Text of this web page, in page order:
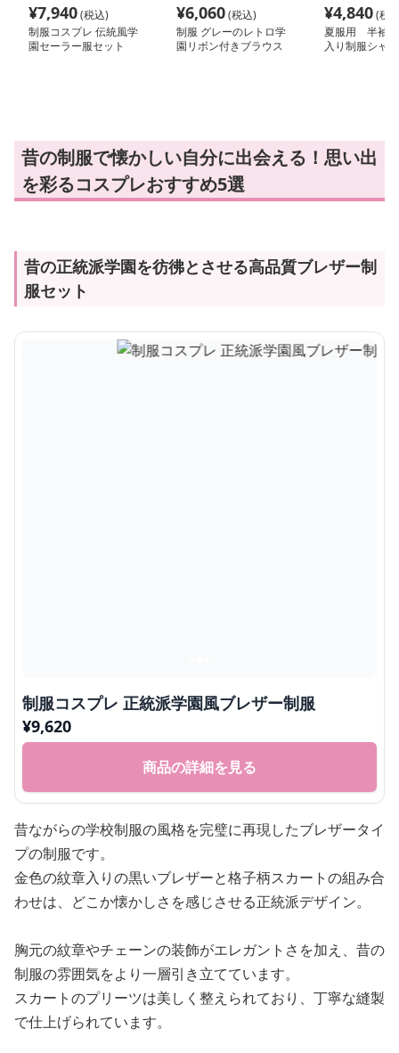
¥7,940(税込)
制服コスプレ 伝統風学
園セーラー服セット
¥6,060(税込)
制服 グレーのレトロ学
園リボン付きブラウス
¥4,840(税
夏服用 半袖
入り制服シャツ
昔の制服で懐かしい自分に出会える！思い出
を彩るコスプレおすすめ5選
昔の正統派学園を彷彿とさせる高品質ブレザー制
服セット
制服コスプレ 正統派学園風ブレザー制服
¥9,620
商品の詳細を見る
昔ながらの学校制服の風格を完璧に再現したブレザータイ
プの制服です。
金色の紋章入りの黒いブレザーと格子柄スカートの組み合
わせは、どこか懐かしさを感じさせる正統派デザイン。
胸元の紋章やチェーンの装飾がエレガントさを加え、昔の
制服の雰囲気をより一層引き立てています。
スカートのプリーツは美しく整えられており、丁寧な縫製
で仕上げられています。